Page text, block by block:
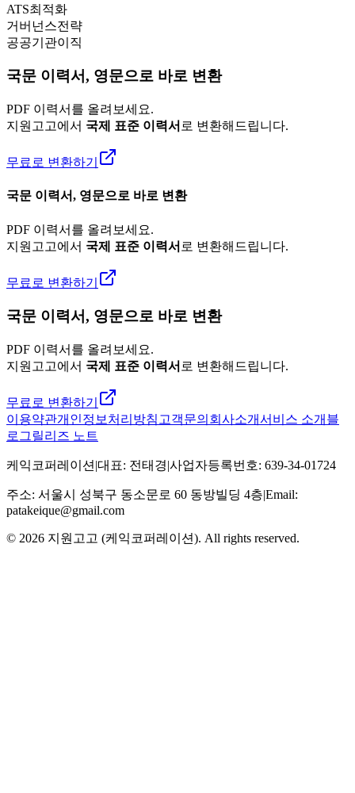
ATS최적화
거버넌스전략
공공기관이직
국문 이력서, 영문으로 바로 변환
PDF 이력서를 올려보세요.
지원고고에서 국제 표준 이력서 로 변환해드립니다.
무료로 변환하기
국문 이력서, 영문으로 바로 변환
PDF 이력서를 올려보세요.
지원고고에서 국제 표준 이력서 로 변환해드립니다.
무료로 변환하기
국문 이력서, 영문으로 바로 변환
PDF 이력서를 올려보세요.
지원고고에서 국제 표준 이력서 로 변환해드립니다.
무료로 변환하기
이용약관개인정보처리방침 고객문의 회사소개서비스 소개 블
로그 릴리즈 노트
케익코퍼레이션 |대표: 전태경|사업자등록번호: 639-34-01724
주소: 서울시 성북구 동소문로 60 동방빌딩 4층|Email:
patakeique@gmail.com
© 2026 지원고고 (케익코퍼레이션). All rights reserved.